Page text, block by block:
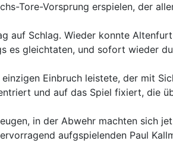
Tore-Vorsprung erspielen, der
auf Schlag. Wieder konnte
es gleichtaten, und sofort wieder
Einbruch leistete, der mit
und auf das Spiel fixiert, die
in der Abwehr machten sich
aufgspielenden Paul